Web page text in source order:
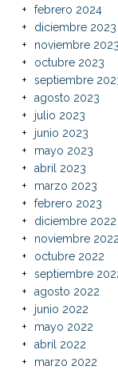
febrero 2024
diciembre 2023
noviembre 2023
octubre 2023
septiembre
agosto 2023
julio 2023
junio 2023
mayo 2023
abril 2023
marzo 2023
febrero 2023
diciembre 2022
noviembre
octubre 2022
septiembre
agosto 2022
junio 2022
mayo 2022
abril 2022
marzo 2022